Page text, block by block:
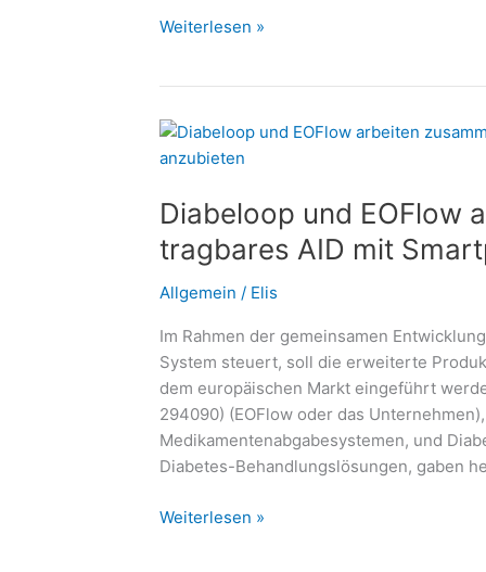
Mit
Leben
führen
Thema
#DiabetesDialog:
Welche
spielt
die
Ernährung?
Weiterlesen »
Diabeloop und EOFlow
tragbares AID mit
Allgemein / Elis
Im Rahmen der gemeinsamen
System steuert, soll die erweiterte
dem europäischen Markt eingeführt
294090) (EOFlow oder das
Medikamentenabgabesystemen, und
Diabetes-Behandlungslösungen, gaben
Diabeloop
Weiterlesen »